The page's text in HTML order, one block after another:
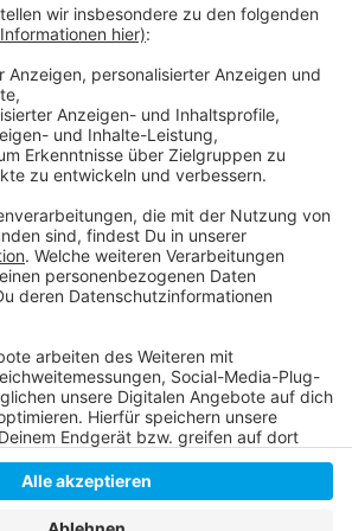
haben die meisten von uns
Immerhin gibt es fast 3 Millionen
Artikel. Und unser Moderator
sich: 'Es wird Zeit, dass sich das